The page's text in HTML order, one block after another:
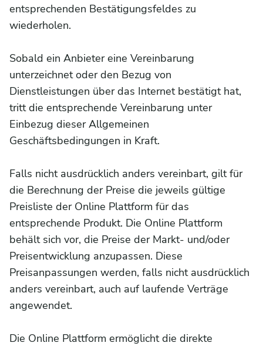
entsprechenden Bestätigungsfeldes zu
wiederholen.
Sobald ein Anbieter eine Vereinbarung
unterzeichnet oder den Bezug von
Dienstleistungen über das Internet bestätigt hat,
tritt die entsprechende Vereinbarung unter
Einbezug dieser Allgemeinen
Geschäftsbedingungen in Kraft.
Falls nicht ausdrücklich anders vereinbart, gilt für
die Berechnung der Preise die jeweils gültige
Preisliste der Online Plattform für das
entsprechende Produkt. Die Online Plattform
behält sich vor, die Preise der Markt- und/oder
Preisentwicklung anzupassen. Diese
Preisanpassungen werden, falls nicht ausdrücklich
anders vereinbart, auch auf laufende Verträge
angewendet.
Die Online Plattform ermöglicht die direkte